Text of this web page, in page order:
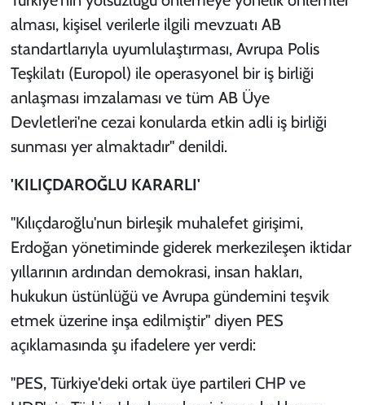
alması, kişisel verilerle ilgili mevzuatı AB
standartlarıyla uyumlulaştırması, Avrupa Polis
Teşkilatı (Europol) ile operasyonel bir iş birliği
anlaşması imzalaması ve tüm AB Üye
Devletleri'ne cezai konularda etkin adli iş birliği
sunması yer almaktadır" denildi.
'KILIÇDAROĞLU KARARLI'
"Kılıçdaroğlu'nun birleşik muhalefet girişimi,
Erdoğan yönetiminde giderek merkezileşen iktidar
yıllarının ardından demokrasi, insan hakları,
hukukun üstünlüğü ve Avrupa gündemini teşvik
etmek üzerine inşa edilmiştir" diyen PES
açıklamasında şu ifadelere yer verdi:
"PES, Türkiye'deki ortak üye partileri CHP ve